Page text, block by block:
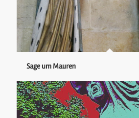
Sage um Mauren